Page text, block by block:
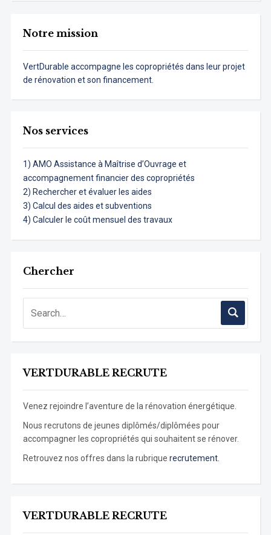
Notre mission
VertDurable accompagne les copropriétés dans leur projet
de rénovation et son financement.
Nos services
1) AMO Assistance à Maîtrise d’Ouvrage et
accompagnement financier des copropriétés
2) Rechercher et évaluer les aides
3) Calcul des aides et subventions
4) Calculer le coût mensuel des travaux
Chercher
VERTDURABLE RECRUTE
Venez rejoindre l’aventure de la rénovation énergétique.
Nous recrutons de jeunes diplômés/diplômées pour
accompagner les copropriétés qui souhaitent se rénover.
Retrouvez nos offres dans la rubrique recrutement.
VERTDURABLE RECRUTE